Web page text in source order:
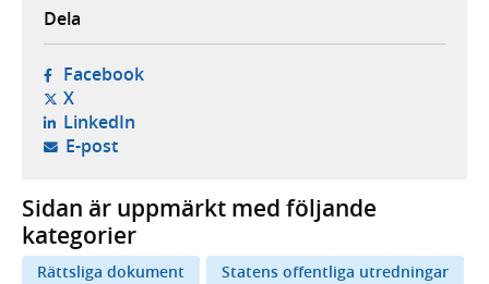
Dela
Facebook- öppnas i ny flik, extern webbplats,
X- öppnas i ny flik, extern webbplats,
LinkedIn- öppnas i ny flik, extern webbplats,
E-post- öppnar din e-postklient,
Sidan är uppmärkt med följande
kategorier
Rättsliga dokument
Statens offentliga utredningar